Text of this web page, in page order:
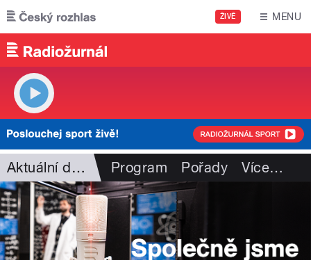
Přejít k hlavnímu obsahu
ŽIVĚ MENU
Aktuální dění Program Pořady Více…